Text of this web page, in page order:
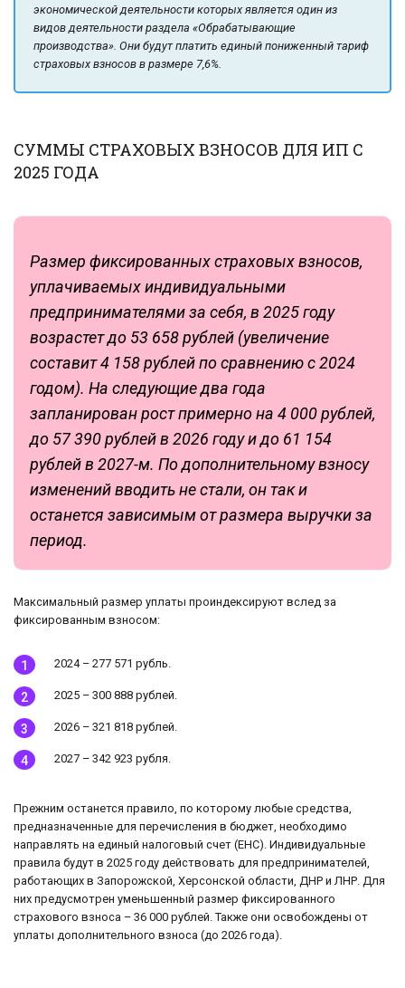
экономической деятельности которых является один из
видов деятельности раздела «Обрабатывающие
производства». Они будут платить единый пониженный тариф
страховых взносов в размере 7,6%.
СУММЫ СТРАХОВЫХ ВЗНОСОВ ДЛЯ ИП С
2025 ГОДА
Размер фиксированных страховых взносов,
уплачиваемых индивидуальными
предпринимателями за себя, в 2025 году
возрастет до 53 658 рублей (увеличение
составит 4 158 рублей по сравнению с 2024
годом). На следующие два года
запланирован рост примерно на 4 000 рублей,
до 57 390 рублей в 2026 году и до 61 154
рублей в 2027-м. По дополнительному взносу
изменений вводить не стали, он так и
останется зависимым от размера выручки за
период.
Максимальный размер уплаты проиндексируют вслед за
фиксированным взносом:
2024 – 277 571 рубль.
2025 – 300 888 рублей.
2026 – 321 818 рублей.
2027 – 342 923 рубля.
Прежним останется правило, по которому любые средства,
предназначенные для перечисления в бюджет, необходимо
направлять на единый налоговый счет (ЕНС). Индивидуальные
правила будут в 2025 году действовать для предпринимателей,
работающих в Запорожской, Херсонской области, ДНР и ЛНР. Для
них предусмотрен уменьшенный размер фиксированного
страхового взноса – 36 000 рублей. Также они освобождены от
уплаты дополнительного взноса (до 2026 года).